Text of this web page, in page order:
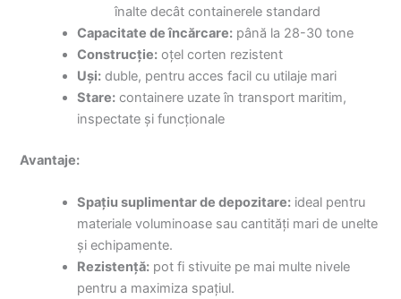
înalte decât containerele standard
Capacitate de încărcare: până la 28-30 tone
Construcție: oțel corten rezistent
Uși: duble, pentru acces facil cu utilaje mari
Stare: containere uzate în transport maritim,
inspectate și funcționale
Avantaje:
Spațiu suplimentar de depozitare: ideal pentru
materiale voluminoase sau cantități mari de unelte
și echipamente.
Rezistență: pot fi stivuite pe mai multe nivele
pentru a maximiza spațiul.